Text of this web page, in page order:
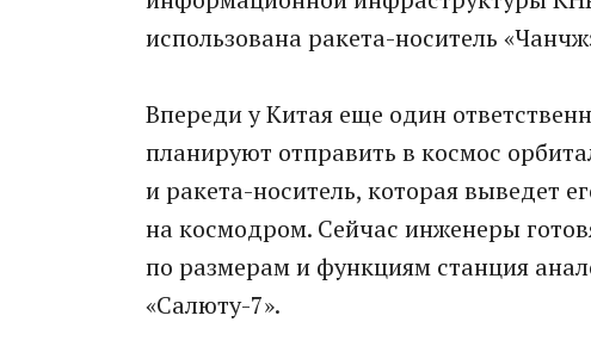
использована ракета-носитель
Впереди у Китая еще один
планируют отправить в космос
и ракета-носитель, которая выведет
на космодром. Сейчас инженеры
по размерам и функциям станция
«Салюту-7».